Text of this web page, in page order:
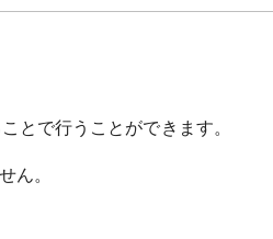
とで行うことができます。
ん。